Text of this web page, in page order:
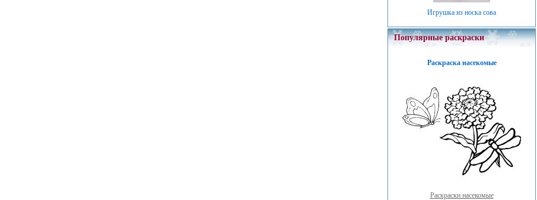
Игрушка из носка сова
Популярные раскраски
Раскраска насекомые
Раскраски насекомые